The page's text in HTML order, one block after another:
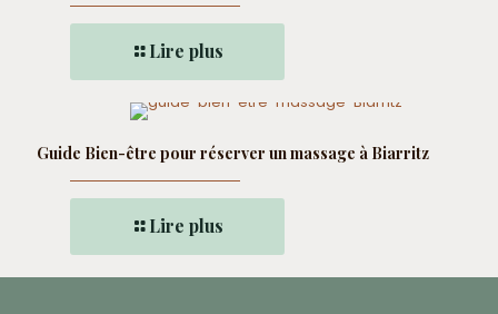
Lire plus
Guide Bien-être pour réserver un massage à Biarritz
Lire plus